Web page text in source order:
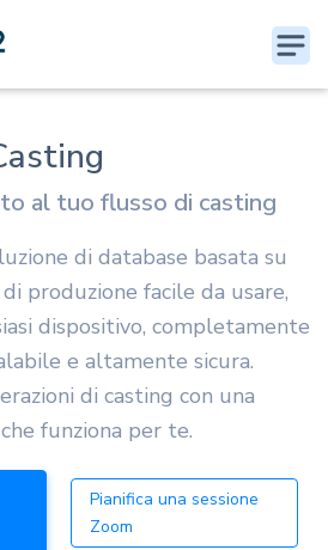
al tuo flusso di casting
di database basata su
produzione facile da usare,
dispositivo, completamente
e altamente sicura.
di casting con una
funziona per te.
Pianifica una sessione
Zoom